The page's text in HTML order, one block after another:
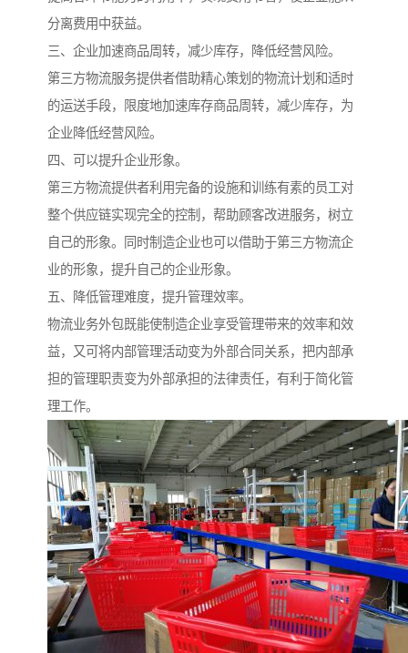
分离费用中获益。
三、企业加速商品周转，减少库存，降低经营风险。
第三方物流服务提供者借助精心策划的物流计划和适时
的运送手段，限度地加速库存商品周转，减少库存，为
企业降低经营风险。
四、可以提升企业形象。
第三方物流提供者利用完备的设施和训练有素的员工对
整个供应链实现完全的控制，帮助顾客改进服务，树立
自己的形象。同时制造企业也可以借助于第三方物流企
业的形象，提升自己的企业形象。
五、降低管理难度，提升管理效率。
物流业务外包既能使制造企业享受管理带来的效率和效
益，又可将内部管理活动变为外部合同关系，把内部承
担的管理职责变为外部承担的法律责任，有利于简化管
理工作。